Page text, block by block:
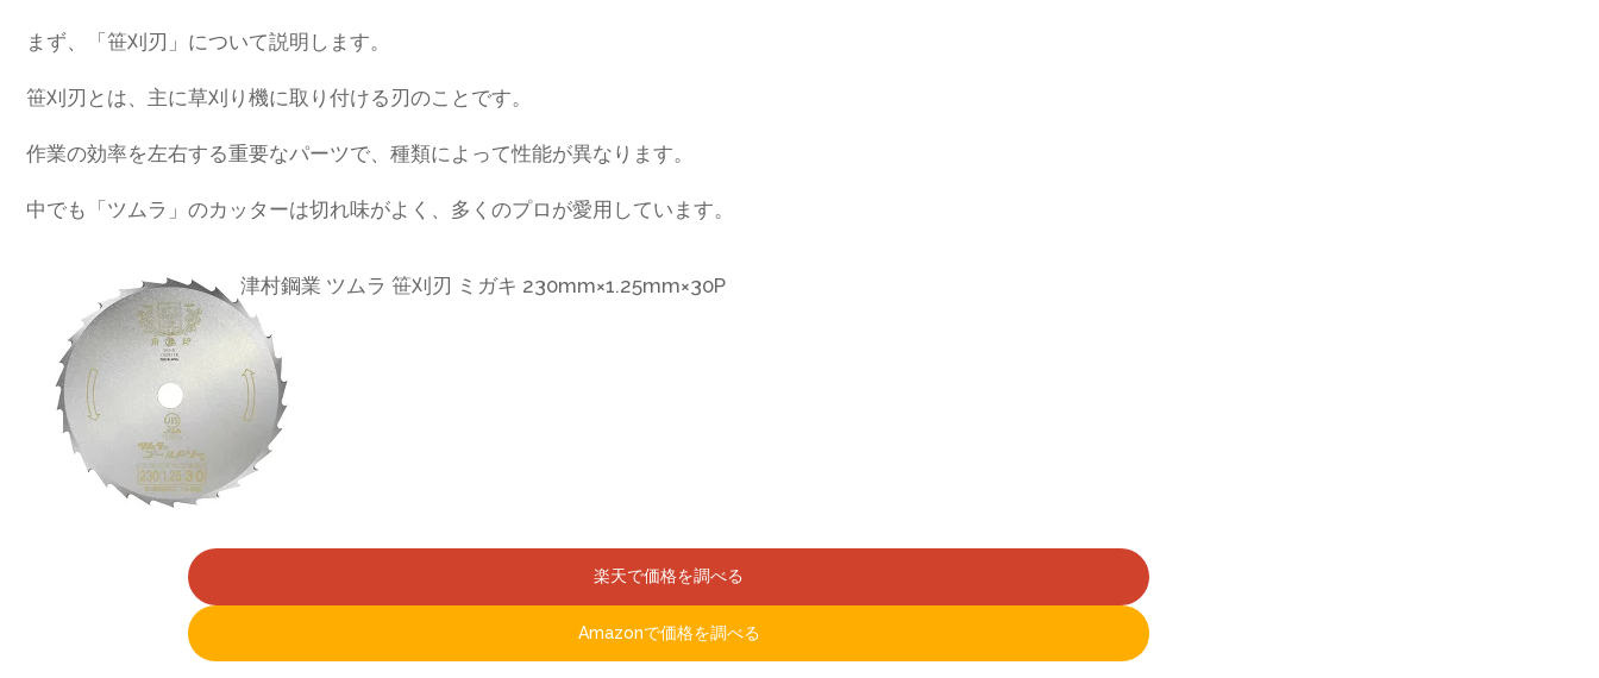
まず、「笹刈刃」について説明します。
笹刈刃とは、主に草刈り機に取り付ける刃のことです。
作業の効率を左右する重要なパーツで、種類によって性能が異なります。
中でも「ツムラ」のカッターは切れ味がよく、多くのプロが愛用しています。
津村鋼業 ツムラ 笹刈刃 ミガキ 230mm×1.25mm×30P
楽天で価格を調べる
Amazonで価格を調べる